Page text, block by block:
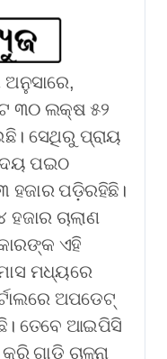
୩୦ ଲକ୍ଷ ୫୨
ସେଥିରୁ ପ୍ରାୟ
ପଇଠ
ହଜାର ପଡ଼ିରହିଛି।
ଚାଲାଣ
ଏହି
ମଧ୍ୟରେ
ଅପଡେଟ୍
ତେବେ ଆଇପିସି
ଗାଡ଼ି ଚାଳନା